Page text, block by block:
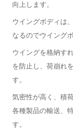
向上します。
ウイングボディは
なるのでウイング
ウイングを格納す
を防止し、荷崩れ
す。
気密性が高く、積
各種製品の輸送、
す。